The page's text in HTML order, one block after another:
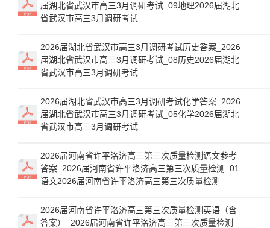
届湖北省武汉市高三3月调研考试_09地理2026届湖北
省武汉市高三3月调研考试
2026届湖北省武汉市高三3月调研考试历史答案_2026
届湖北省武汉市高三3月调研考试_08历史2026届湖北
省武汉市高三3月调研考试
2026届湖北省武汉市高三3月调研考试化学答案_2026
届湖北省武汉市高三3月调研考试_05化学2026届湖北
省武汉市高三3月调研考试
2026届河南省许平洛济高三第三次质量检测语文参考
答案_2026届河南省许平洛济高三第三次质量检测_01
语文2026届河南省许平洛济高三第三次质量检测
2026届河南省许平洛济高三第三次质量检测英语（含
答案）_2026届河南省许平洛济高三第三次质量检测